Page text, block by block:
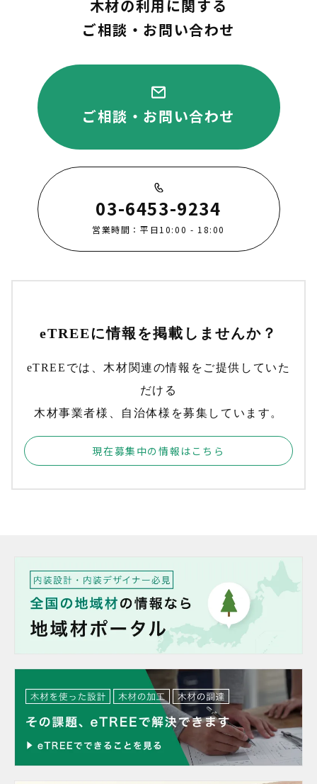
木材の利用に関する
ご相談・お問い合わせ
ご相談・お問い合わせ
03-6453-9234
営業時間：平日10:00 - 18:00
eTREEに情報を掲載しませんか？
eTREEでは、木材関連の情報をご提供していた
だける
木材事業者様、自治体様を募集しています。
現在募集中の情報はこちら